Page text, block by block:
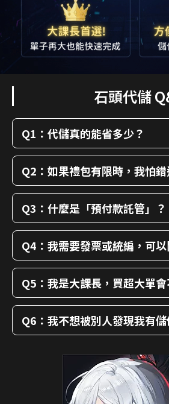
石頭代儲
Q1：代儲真的能省多少？
Q2：如果禮包有限時，我怕錯
Q3：什麼是「預付款託管」？
Q4：我需要發票或統編，可以
Q5：我是大課長，買超大單會
Q6：我不想被別人發現我有